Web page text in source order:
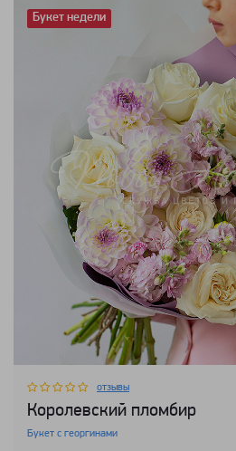
отзывы
Королевский пломбир
Букет с георгинами
Букет недели